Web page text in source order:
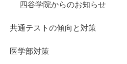
四谷学院からのお知らせ
共通テストの傾向と対策
医学部対策